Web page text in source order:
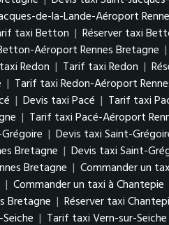
de-la-Lande-Aéroport
taxi Betton | Réserver taxi
Aéroport Rennes Bretagne |
Redon | Tarif taxi Redon |
| Tarif taxi Redon-Aéroport
| Devis taxi Pacé | Tarif taxi
| Tarif taxi Pacé-Aéroport
| Devis taxi Saint-
Bretagne | Devis taxi Saint-
Bretagne | Commander un
| Commander un taxi à Chantepie
Bretagne | Réserver taxi
| Tarif taxi Vern-sur-Seiche